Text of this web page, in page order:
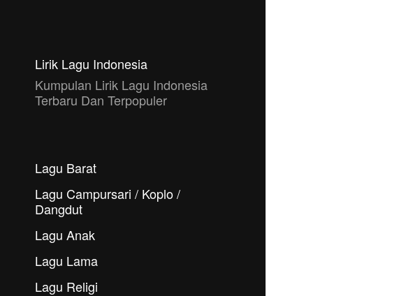
Lirik Lagu Indonesia
Kumpulan Lirik Lagu Indonesia
Terbaru Dan Terpopuler
Lagu Barat
Lagu Campursari / Koplo /
Dangdut
Lagu Anak
Lagu Lama
Lagu Religi